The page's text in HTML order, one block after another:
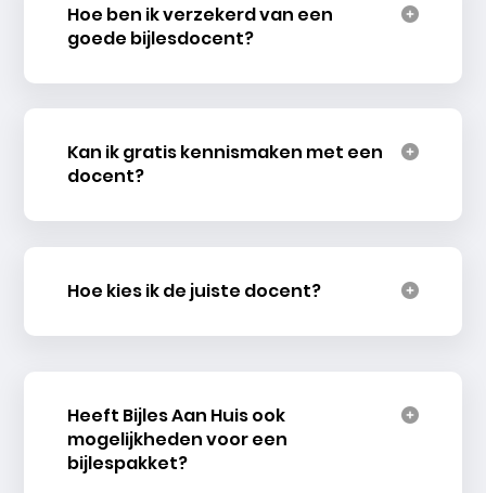
Hoe ben ik verzekerd van een
goede bijlesdocent?
Kan ik gratis kennismaken met een
docent?
Hoe kies ik de juiste docent?
Heeft Bijles Aan Huis ook
mogelijkheden voor een
bijlespakket?